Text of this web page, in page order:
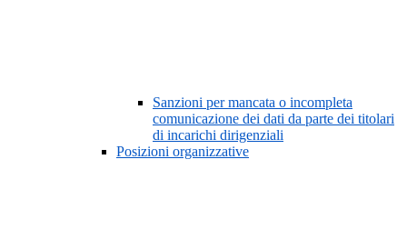
Sanzioni per mancata o incompleta
comunicazione dei dati da parte dei titolari
di incarichi dirigenziali
Posizioni organizzative